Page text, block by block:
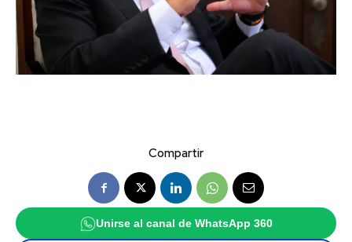
Compartir
Unirse al canal de WhatsApp 360